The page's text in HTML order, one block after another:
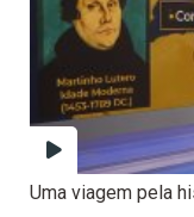
Uma viagem pela